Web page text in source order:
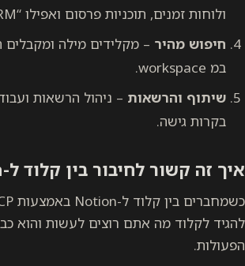
ולוחות זמנים, תוכניות פרסום ואפילו “CRM ללקוחות”.
חיפוש מהיר – מקלידים מילה ומקבלים
במ workspace.
שיתוף והרשאות – ניהול הרשאות
בקרות גישה.
איך זה קשור לחיבור בין קלוד ל-Notion?
להגיד לקלוד מה אתם רוצים לעשות והוא
הפעולות.